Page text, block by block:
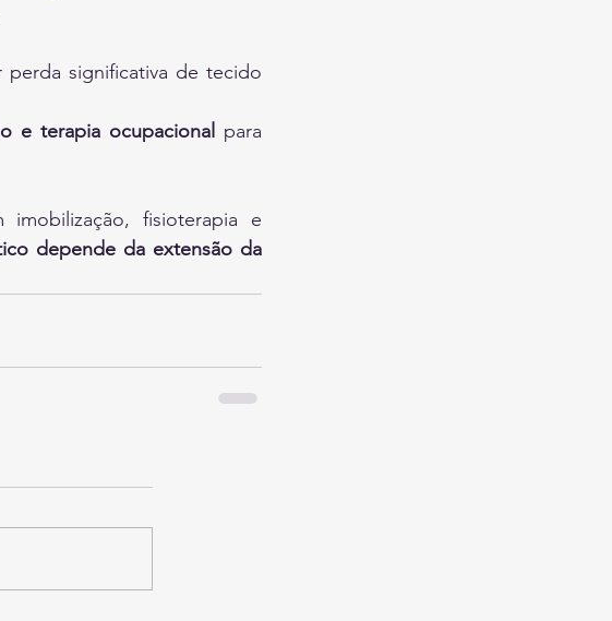
significativa de tecido
e terapia ocupacional para
fisioterapia e
depende da extensão da